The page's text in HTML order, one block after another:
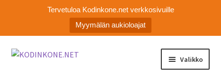
Tervetuloa Kodinkone.net verkkosivuille
Myymälän aukioloajat
Siirry
Siirry
Valikko